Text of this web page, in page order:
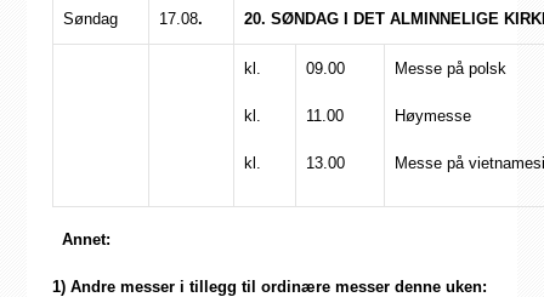
Søndag 17.08. 20. SØNDAG I DET ALMINNELIGE
kl.
kl.
kl.
09.00
11.00
13.00
Messe på polsk
Høymesse
Messe på
Annet:
1)Andre messer i tillegg til ordinære messer denne uken: